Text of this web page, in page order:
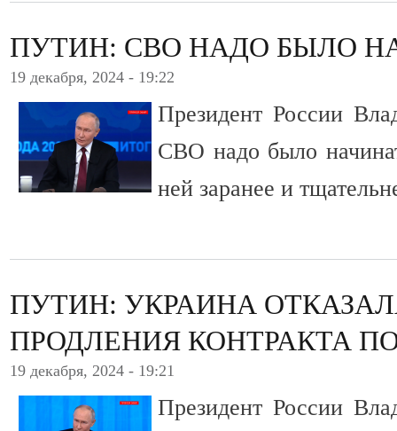
ПУТИН: СВО НАДО БЫЛО
19 декабря, 2024 - 19:22
Президент России
СВО надо было
ней заранее и
ПУТИН: УКРАИНА
ПРОДЛЕНИЯ КОНТРАКТА
19 декабря, 2024 - 19:21
Президент России